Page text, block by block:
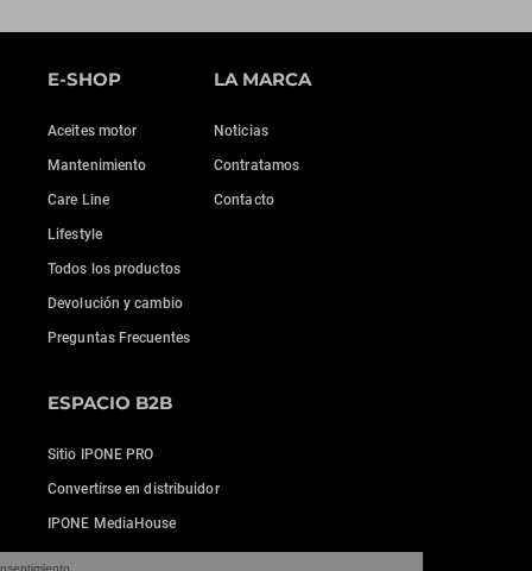
Continúa sin consentimiento
E-SHOP
Aceites motor
Mantenimiento
Care Line
Lifestyle
Todos los productos
Devolución y cambio
Preguntas Frecuentes
LA MARCA
Noticias
Contratamos
Contacto
ESPACIO B2B
Sitio IPONE PRO
Convertirse en distribuidor
IPONE MediaHouse